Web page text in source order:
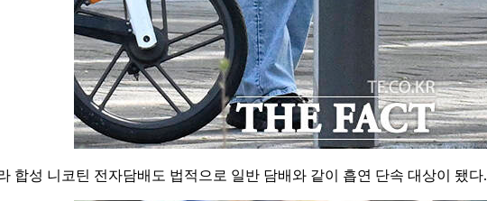
합성 니코틴 전자담배도 법적으로 일반 담배와 같이 흡연 단속 대상이 됐다.